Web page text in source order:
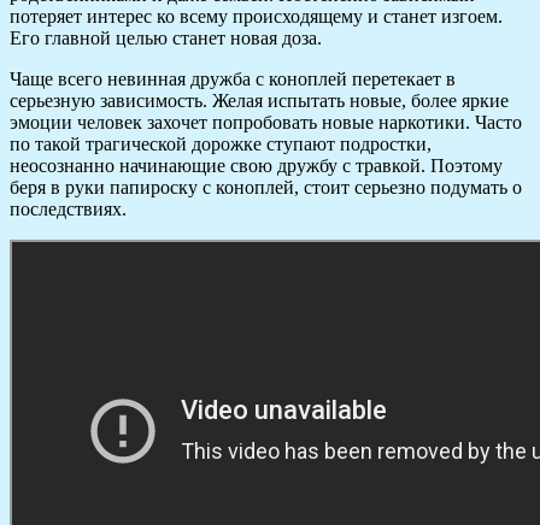
потеряет интерес ко всему происходящему и станет изгоем.
Его главной целью станет новая доза.
Чаще всего невинная дружба с коноплей перетекает в
серьезную зависимость. Желая испытать новые, более яркие
эмоции человек захочет попробовать новые наркотики. Часто
по такой трагической дорожке ступают подростки,
неосознанно начинающие свою дружбу с травкой. Поэтому
беря в руки папироску с коноплей, стоит серьезно подумать о
последствиях.